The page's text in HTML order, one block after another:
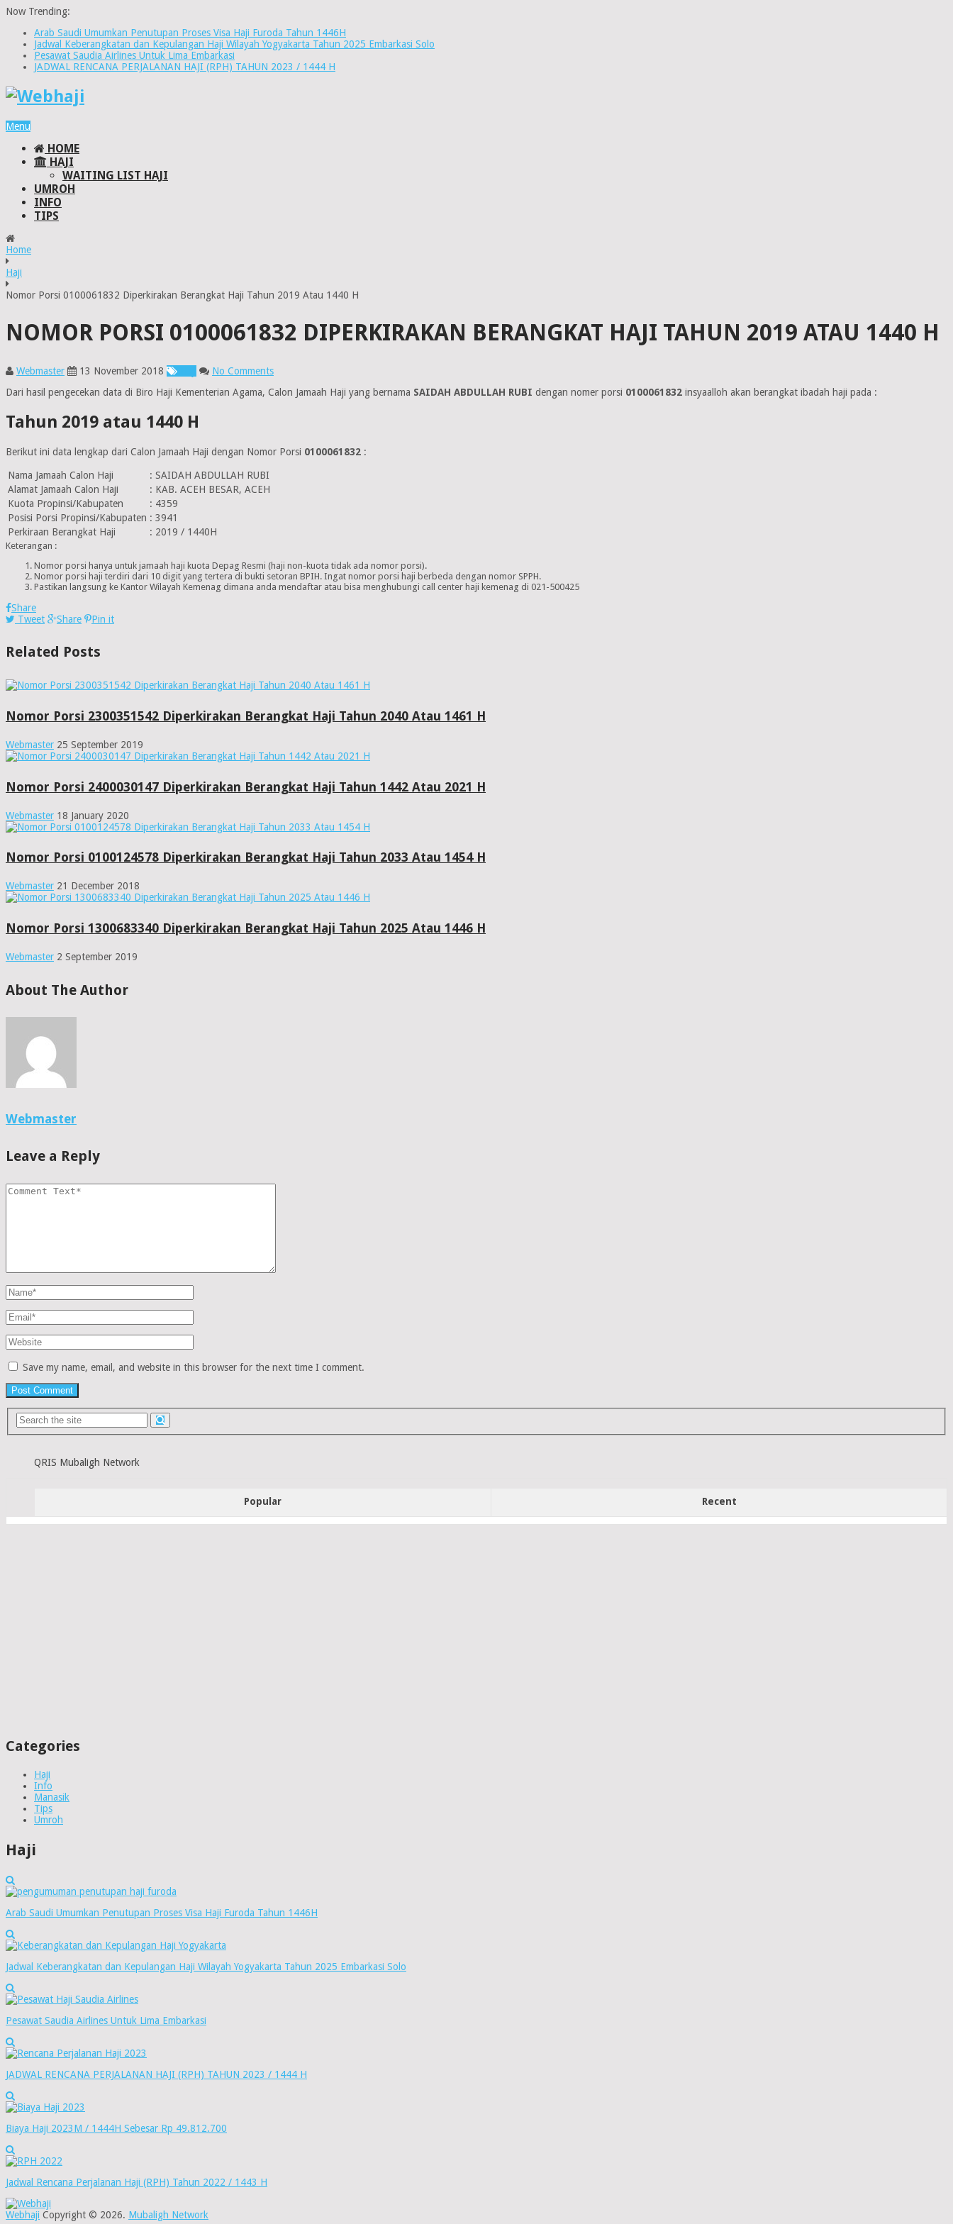
Now Trending:
Arab Saudi Umumkan Penutupan Proses Visa Haji Furoda Tahun 1446H
Jadwal Keberangkatan dan Kepulangan Haji Wilayah Yogyakarta Tahun 2025 Embarkasi Solo
Pesawat Saudia Airlines Untuk Lima Embarkasi
JADWAL RENCANA PERJALANAN HAJI (RPH) TAHUN 2023 / 1444 H
Menu
HOME
HAJI
WAITING LIST HAJI
UMROH
INFO
TIPS
Home
Haji
Nomor Porsi 0100061832 Diperkirakan Berangkat Haji Tahun 2019 Atau 1440 H
NOMOR PORSI 0100061832 DIPERKIRAKAN BERANGKAT HAJI TAHUN 2019 ATAU 1440 H
Webmaster 13 November 2018
No Comments
Dari hasil pengecekan data di Biro Haji Kementerian Agama, Calon Jamaah Haji yang bernama SAIDAH ABDULLAH RUBI dengan nomer porsi 0100061832 insyaalloh akan berangkat ibadah haji pada :
Tahun 2019 atau 1440 H
Berikut ini data lengkap dari Calon Jamaah Haji dengan Nomor Porsi 0100061832 :
Nama Jamaah Calon Haji : SAIDAH ABDULLAH RUBI
Alamat Jamaah Calon Haji
: KAB. ACEH BESAR, ACEH
Kuota Propinsi/Kabupaten
: 4359
Posisi Porsi Propinsi/Kabupaten : 3941
Perkiraan Berangkat Haji
: 2019 / 1440H
Keterangan :
Nomor porsi hanya untuk jamaah haji kuota Depag Resmi (haji non-kuota tidak ada nomor porsi).
Nomor porsi haji terdiri dari 10 digit yang tertera di bukti setoran BPIH. Ingat nomor porsi haji berbeda dengan nomor SPPH.
Pastikan langsung ke Kantor Wilayah Kemenag dimana anda mendaftar atau bisa menghubungi call center haji kemenag di 021-500425
Share
Tweet
Share Pin it
Related Posts
Nomor Porsi 2300351542 Diperkirakan Berangkat Haji Tahun 2040 Atau 1461 H
Webmaster 25 September 2019
Nomor Porsi 2400030147 Diperkirakan Berangkat Haji Tahun 1442 Atau 2021 H
Webmaster 18 January 2020
Nomor Porsi 0100124578 Diperkirakan Berangkat Haji Tahun 2033 Atau 1454 H
Webmaster 21 December 2018
Nomor Porsi 1300683340 Diperkirakan Berangkat Haji Tahun 2025 Atau 1446 H
Webmaster 2 September 2019
About The Author
Webmaster
Leave a Reply
Save my name, email, and website in this browser for the next time I comment.
QRIS Mubaligh Network
Popular Recent
Categories
Haji
Info
Manasik
Tips
Umroh
Haji
Arab Saudi Umumkan Penutupan Proses Visa Haji Furoda Tahun 1446H
Jadwal Keberangkatan dan Kepulangan Haji Wilayah Yogyakarta Tahun 2025 Embarkasi Solo
Pesawat Saudia Airlines Untuk Lima Embarkasi
JADWAL RENCANA PERJALANAN HAJI (RPH) TAHUN 2023 / 1444 H
Biaya Haji 2023M / 1444H Sebesar Rp 49.812.700
Jadwal Rencana Perjalanan Haji (RPH) Tahun 2022 / 1443 H
Webhaji Copyright © 2026. Mubaligh Network